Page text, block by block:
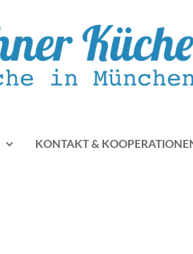
KONTAKT &